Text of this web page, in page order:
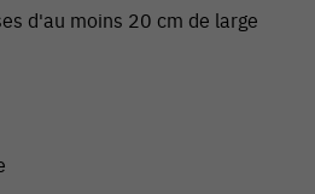
d'au moins 20 cm de large